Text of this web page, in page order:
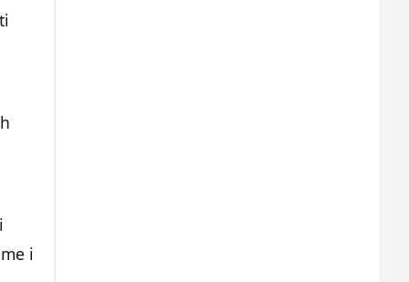
i